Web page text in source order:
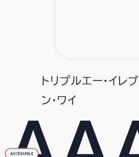
トリプルエー・イレブ
ン・ワイ